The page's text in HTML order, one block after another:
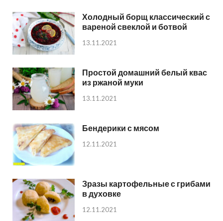
Холодный борщ классический с
вареной свеклой и ботвой
13.11.2021
Простой домашний белый квас
из ржаной муки
13.11.2021
Бендерики с мясом
12.11.2021
Зразы картофельные с грибами
в духовке
12.11.2021